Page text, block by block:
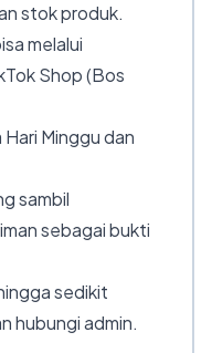
stok produk.
melalui
Shop (Bos
Minggu dan
sambil
sebagai bukti
sedikit
hubungi admin.